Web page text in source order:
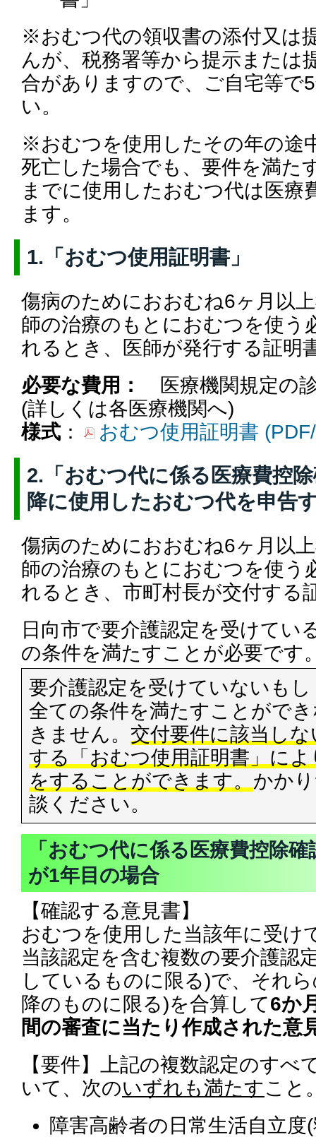
※おむつ代の領収書の添付又は
んが、税務署等から提示または
合がありますので、ご自宅等で
い。
※おむつを使用したその年の途
死亡した場合でも、要件を満た
までに使用したおむつ代は医療
ます。
1.「おむつ使用証明書」
傷病のためにおおむね6ヶ月以
師の治療のもとにおむつを使う
れるとき、医師が発行する証明
必要な費用：
医療機関規定の
(詳しくは各医療機関へ)
様式 ： おむつ使用証明書
2.「おむつ代に係る医療費控
降に使用したおむつ代を申告
傷病のためにおおむね6ヶ月以
師の治療のもとにおむつを使う
れるとき、市町村長が交付する
日向市で要介護認定を受けてい
の条件を満たすことが必要です
要介護認定を受けていないも
全ての条件を満たすことがで
きません。 交付要件に該当し
する「おむつ使用証明書」に
をすることができます。 かか
談ください。
「おむつ代に係る医療費控除
が1年目の場合
【確認する意見書】
おむつを使用した当該年に受け
当該認定を含む複数の要介護認
しているものに限る)で、それ
降のものに限る)を合算して6か
間の審査に当たり作成された意
【要件】上記の複数認定のすべ
いて、次のいずれも満たすこと
障害高齢者の日常生活自立